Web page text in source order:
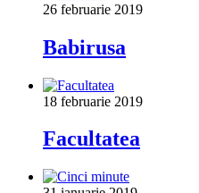
26 februarie 2019
Babirusa
18 februarie 2019
Facultatea